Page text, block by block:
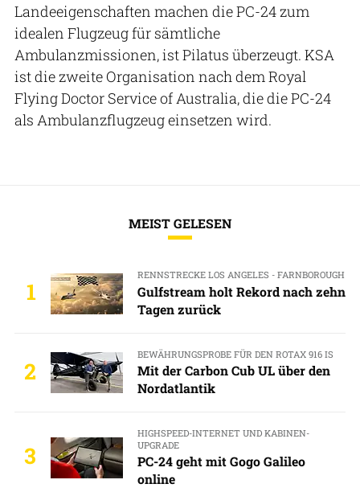
Landeeigenschaften machen die PC-24 zum
idealen Flugzeug für sämtliche
Ambulanzmissionen, ist Pilatus überzeugt. KSA
ist die zweite Organisation nach dem Royal
Flying Doctor Service of Australia, die die PC-24
als Ambulanzflugzeug einsetzen wird.
MEIST GELESEN
1
RENNSTRECKE LOS ANGELES - FARNBOROUGH
Gulfstream holt Rekord nach zehn
Tagen zurück
2
BEWÄHRUNGSPROBE FÜR DEN ROTAX 916 IS
Mit der Carbon Cub UL über den
Nordatlantik
3
HIGHSPEED-INTERNET UND KABINEN-
UPGRADE
PC-24 geht mit Gogo Galileo
online